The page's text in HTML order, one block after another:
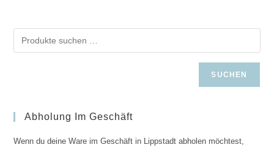
SUCHEN
Abholung Im Geschäft
Wenn du deine Ware im Geschäft in Lippstadt abholen möchtest,